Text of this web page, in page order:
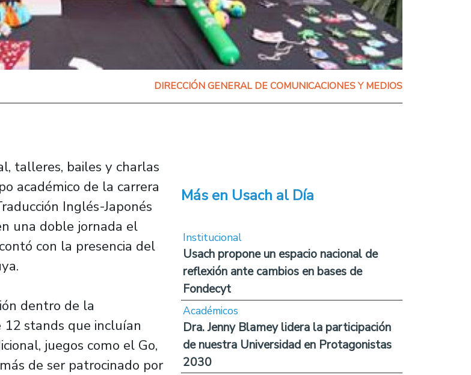
DIRECCIÓN GENERAL DE COMUNICACIONES Y MEDIOS
talleres, bailes y charlas
académico de la carrera
Inglés-Japonés
una doble jornada el
con la presencia del
dentro de la
stands que incluían
juegos como el Go,
de ser patrocinado por
Más en Usach al Día
Institucional
Usach propone un espacio nacional de
reflexión ante cambios en bases de
Fondecyt
Académicos
Dra. Jenny Blamey lidera la participación
de nuestra Universidad en Protagonistas
2030